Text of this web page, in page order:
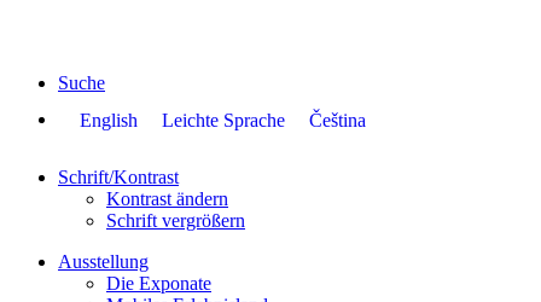
contentSuche
English
Leichte Sprache Čeština
Schrift/Kontrast
Kontrast ändern
Schrift vergrößern
Ausstellung
Die Exponate